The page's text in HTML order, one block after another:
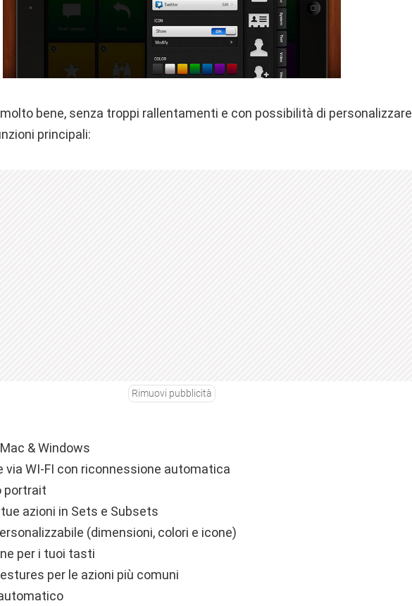
bene, senza troppi rallentamenti e con possibilità di personalizzare
principali:
Rimuovi pubblicità
& Windows
via WI-FI con riconnessione automatica
portrait
azioni in Sets e Subsets
(dimensioni, colori e icone)
per i tuoi tasti
per le azioni più comuni